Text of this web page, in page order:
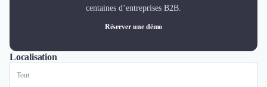
Qualité de Vie au Travail (QVT)
Portage Salarial
Responsabilité Sociétale des Entreprises (RSE)
centaines d’entreprises B2B.
Réserver une démo
Localisation
ToutLyonParis